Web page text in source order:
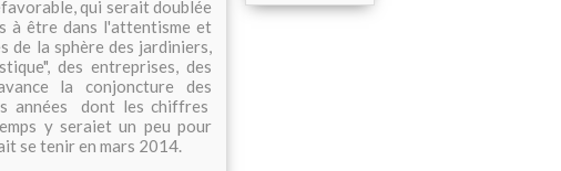
qui serait doublée
à être dans l'attentisme et
de la sphère des jardiniers,
des entreprises, des
la conjoncture des
années dont les chiffres
y seraiet un peu pour
se tenir en mars 2014.